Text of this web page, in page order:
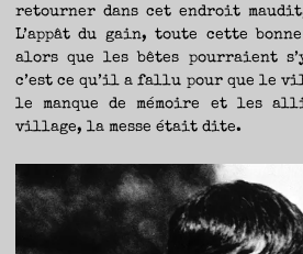
retourner dans cet endroit
L’appât du gain, toute cette
alors que les bêtes pourraient
c’est ce qu’il a fallu pour que le
le manque de mémoire et les
village, la messe était dite.